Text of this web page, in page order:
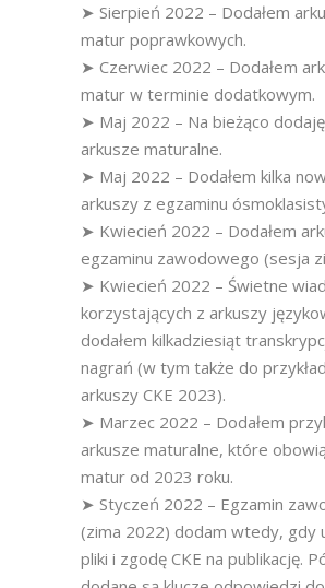
➤ Sierpień 2022 – Dodałem
matur poprawkowych.
➤ Czerwiec 2022 – Dodałem
matur w terminie dodatkowym.
➤ Maj 2022 – Na bieżąco
arkusze maturalne.
➤ Maj 2022 – Dodałem kilka
arkuszy z egzaminu
➤ Kwiecień 2022 – Dodałem
egzaminu zawodowego (sesja
➤ Kwiecień 2022 – Świetne
korzystających z arkuszy
dodałem kilkadziesiąt
nagrań (w tym także do
arkuszy CKE 2023).
➤ Marzec 2022 – Dodałem
arkusze maturalne, które
matur od 2023 roku.
➤ Styczeń 2022 – Egzamin
(zima 2022) dodam wtedy, gdy
pliki i zgodę CKE na publikację.